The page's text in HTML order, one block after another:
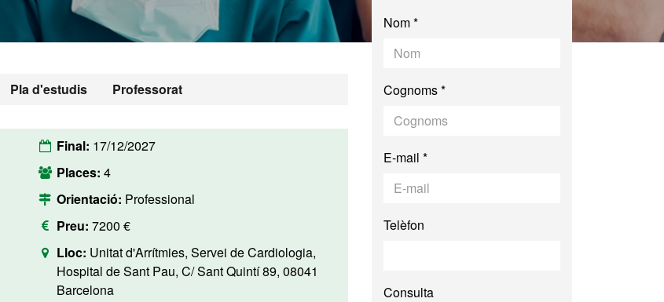
Pla d'estudis Professorat
Final: 17/12/2027
Places: 4
Orientació: Professional
Preu: 7200 €
Lloc: Unitat d'Arrítmies, Servei de Cardiologia,
Hospital de Sant Pau, C/ Sant Quintí 89, 08041
Barcelona
Nom *
Cognoms *
E-mail *
Telèfon
Consulta